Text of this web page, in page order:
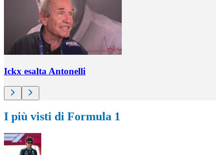
Ickx esalta Antonelli
I più visti di Formula 1